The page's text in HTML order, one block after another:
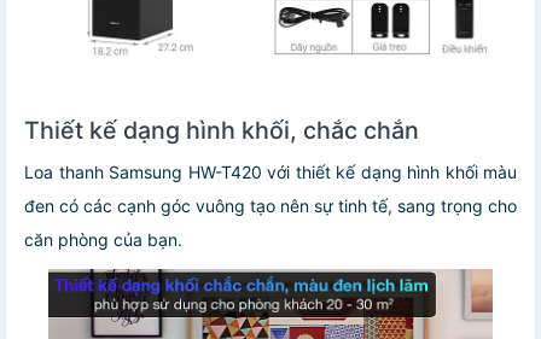
Thiết kế dạng hình khối, chắc chắn
Loa thanh Samsung HW-T420 với thiết kế dạng hình khối màu
đen có các cạnh góc vuông tạo nên sự tinh tế, sang trọng cho
căn phòng của bạn.